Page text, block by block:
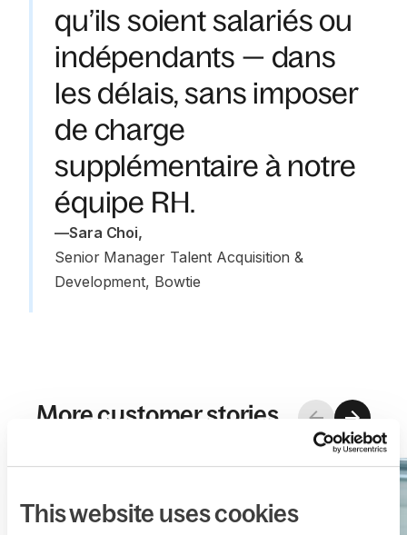
This website uses cookies
qu’ils soient salariés ou
indépendants — dans
les délais, sans imposer
de charge
supplémentaire à notre
équipe RH.
—Sara Choi,
Senior Manager Talent Acquisition &
Development, Bowtie
More customer stories